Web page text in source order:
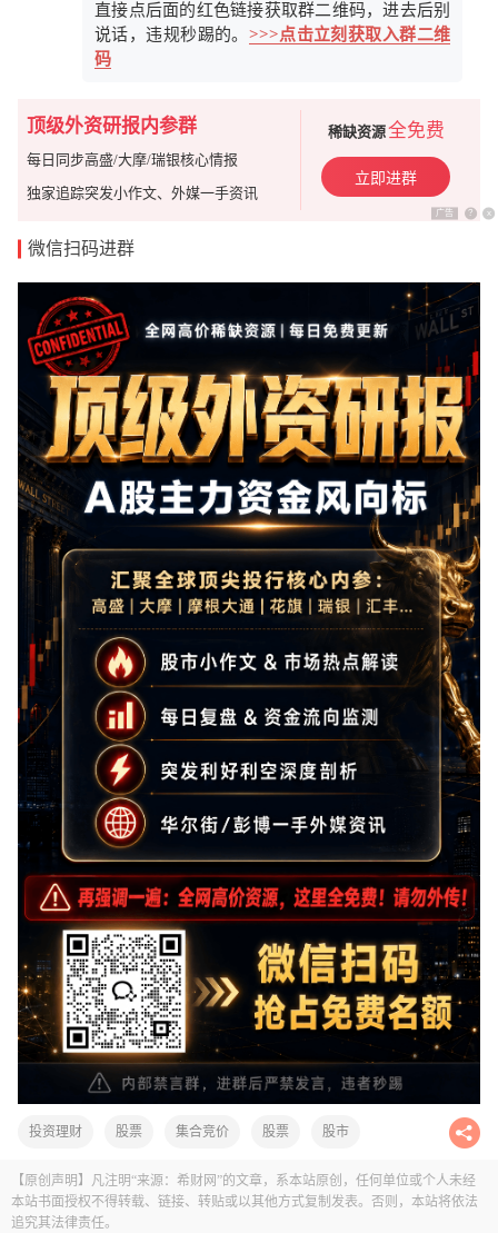
直接点后面的红色链接获取群二维码，进去后别
说话，违规秒踢的。 >>>点击立刻获取入群二维
码
广告 ? x
顶级外资研报内参群
每日同步高盛/大摩/瑞银核心情报
独家追踪突发小作文、外媒一手资讯
稀缺资源全免费
立即进群
微信扫码进群
投资理财 股票 集合竞价 股票 股市
【原创声明】凡注明“来源：希财网”的文章，系本站原创，任何单位或个人未经
本站书面授权不得转载、链接、转贴或以其他方式复制发表。否则，本站将依法
追究其法律责任。